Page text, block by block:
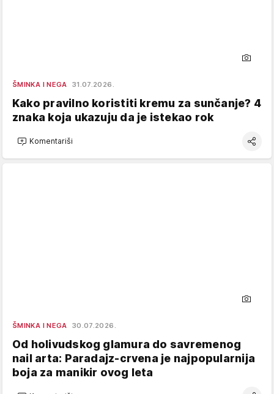
ŠMINKA I NEGA 31.07.2026.
Kako pravilno koristiti kremu za sunčanje? 4
znaka koja ukazuju da je istekao rok
Komentariši
ŠMINKA I NEGA 30.07.2026.
Od holivudskog glamura do savremenog
nail arta: Paradajz-crvena je najpopularnija
boja za manikir ovog leta